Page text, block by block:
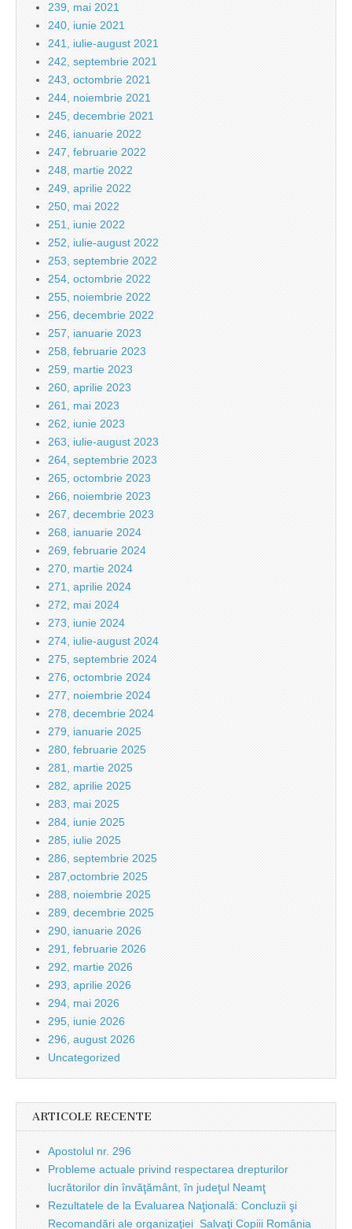
239, mai 2021
240, iunie 2021
241, iulie-august 2021
242, septembrie 2021
243, octombrie 2021
244, noiembrie 2021
245, decembrie 2021
246, ianuarie 2022
247, februarie 2022
248, martie 2022
249, aprilie 2022
250, mai 2022
251, iunie 2022
252, iulie-august 2022
253, septembrie 2022
254, octombrie 2022
255, noiembrie 2022
256, decembrie 2022
257, ianuarie 2023
258, februarie 2023
259, martie 2023
260, aprilie 2023
261, mai 2023
262, iunie 2023
263, iulie-august 2023
264, septembrie 2023
265, octombrie 2023
266, noiembrie 2023
267, decembrie 2023
268, ianuarie 2024
269, februarie 2024
270, martie 2024
271, aprilie 2024
272, mai 2024
273, iunie 2024
274, iulie-august 2024
275, septembrie 2024
276, octombrie 2024
277, noiembrie 2024
278, decembrie 2024
279, ianuarie 2025
280, februarie 2025
281, martie 2025
282, aprilie 2025
283, mai 2025
284, iunie 2025
285, iulie 2025
286, septembrie 2025
287,octombrie 2025
288, noiembrie 2025
289, decembrie 2025
290, ianuarie 2026
291, februarie 2026
292, martie 2026
293, aprilie 2026
294, mai 2026
295, iunie 2026
296, august 2026
Uncategorized
ARTICOLE RECENTE
Apostolul nr. 296
Probleme actuale privind respectarea drepturilor
lucrătorilor din învăţământ, în judeţul Neamţ
Rezultatele de la Evaluarea Naţională: Concluzii şi
Recomandări ale organizaţiei Salvaţi Copiii România